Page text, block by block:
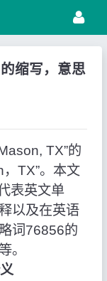
缩写，意思
TX”的
TX”。本文
表英文单
以及在英语
词76856的
。